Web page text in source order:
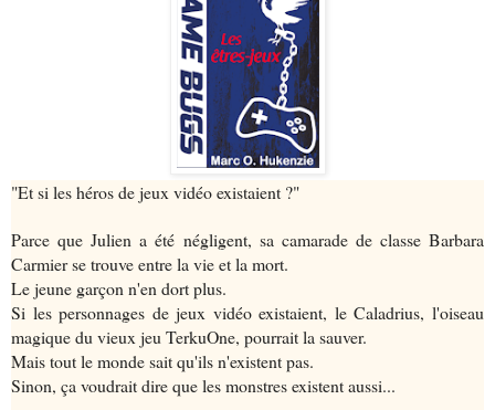
"Et si les héros de jeux vidéo existaient ?"
Parce que Julien a été négligent, sa camarade de classe Barbara
Carmier se trouve entre la vie et la mort.
Le jeune garçon n'en dort plus.
Si les personnages de jeux vidéo existaient, le Caladrius, l'oiseau
magique du vieux jeu TerkuOne, pourrait la sauver.
Mais tout le monde sait qu'ils n'existent pas.
Sinon, ça voudrait dire que les monstres existent aussi...